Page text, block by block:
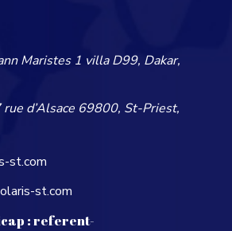
Maristes 1 villa D99, Dakar,
rue d’Alsace 69800, St-Priest,
st.com
st.com
:referent-